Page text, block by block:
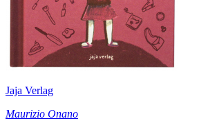
Jaja Verlag
Maurizio Onano